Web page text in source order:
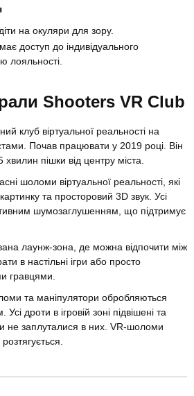
на окуляри для зору.
доступ до індивідуального
лояльності.
Shooters VR Club
клуб віртуальної реальності на
Почав працювати у 2019 році. Він
пішки від центру міста.
шоломи віртуальної реальності, які
та просторовий 3D звук. Усі
шумозаглушенням, що підтримує
лаунж-зона, де можна відпочити між
в настільні ігри або просто
гравцями.
та маніпулятори обробляються
дроти в ігровій зоні підвішені та
не заплуталися в них. VR-шоломи